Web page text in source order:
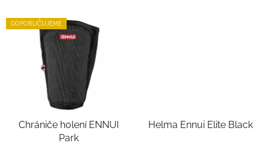
DOPORUČUJEME
Chrániče holení ENNUI
Park
Helma Ennui Elite Black